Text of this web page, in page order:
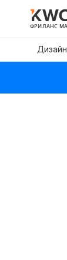
ФРИЛАНС
Дизайн